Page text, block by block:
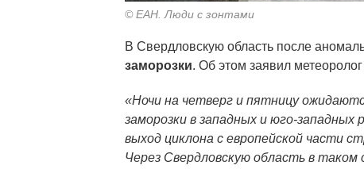
© ЕАН. Люди с зонтами
В Свердловскую область после
заморозки. Об этом заявил
«Ночи на четверг и пятницу
заморозки в западных и юго-
выход циклона с европейской части
Через Свердловскую область в